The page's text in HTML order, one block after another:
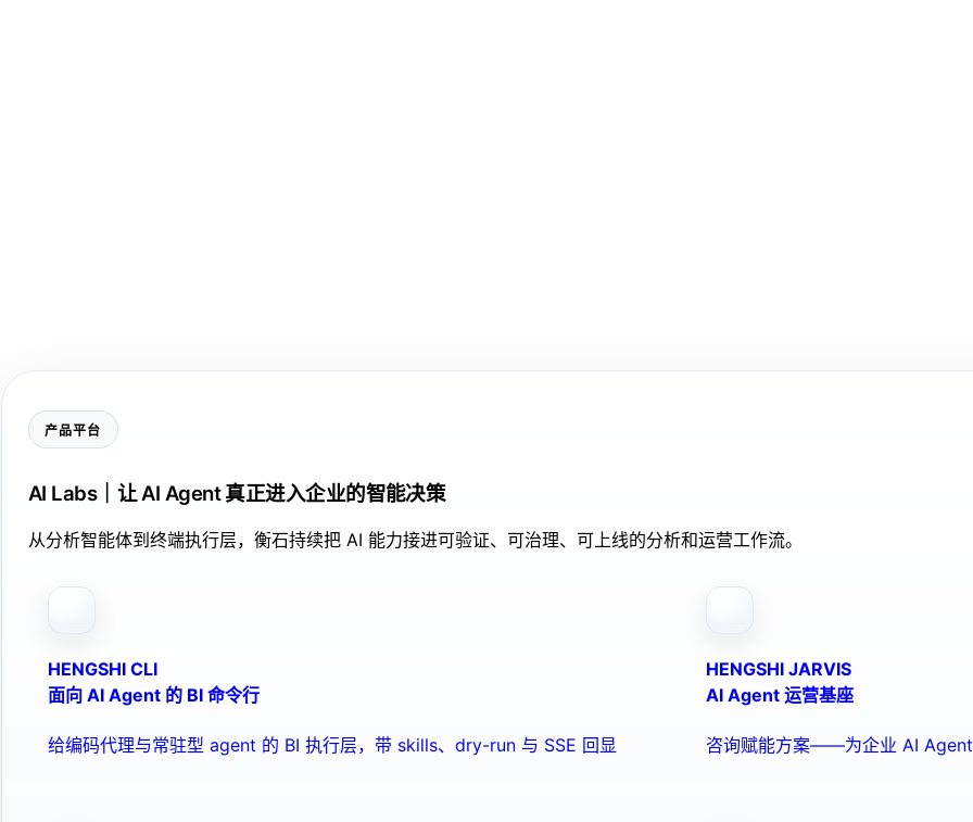
产品平台
AI Labs｜让 AI Agent 真正进入企业的智能决策
从分析智能体到终端执行层，衡石持续把 AI 能力接进可验证、可治理、可上线的分析和运营工作流。
HENGSHI CLI
面向 AI Agent 的 BI 命令行
给编码代理与常驻型 agent 的 BI 执行层，带 skills、dry-run 与 SSE 回显
HENGSHI JARVIS
AI Agent 运营基座
咨询赋能方案——为企业 AI Agent